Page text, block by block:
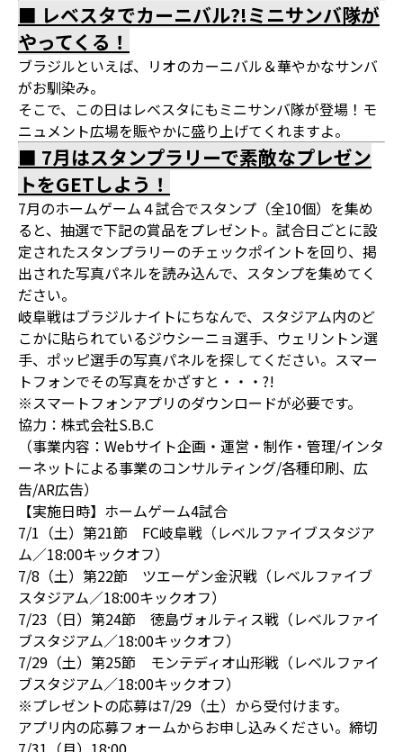
■ レベスタでカーニバル?!ミニサンバ隊が
やってくる！
ブラジルといえば、リオのカーニバル＆華やかなサンバ
がお馴染み。
そこで、この日はレベスタにもミニサンバ隊が登場！モ
ニュメント広場を賑やかに盛り上げてくれますよ。
■ 7月はスタンプラリーで素敵なプレゼン
トをGETしよう！
7月のホームゲーム４試合でスタンプ（全10個）を集め
ると、抽選で下記の賞品をプレゼント。試合日ごとに設
定されたスタンプラリーのチェックポイントを回り、掲
出された写真パネルを読み込んで、スタンプを集めてく
ださい。
岐阜戦はブラジルナイトにちなんで、スタジアム内のど
こかに貼られているジウシーニョ選手、ウェリントン選
手、ポッピ選手の写真パネルを探してください。スマー
トフォンでその写真をかざすと・・・?!
※スマートフォンアプリのダウンロードが必要です。
協力：株式会社S.B.C
（事業内容：Webサイト企画・運営・制作・管理/インタ
ーネットによる事業のコンサルティング/各種印刷、広
告/AR広告）
【実施日時】ホームゲーム4試合
7/1（土）第21節 FC岐阜戦（レベルファイブスタジア
ム／18:00キックオフ）
7/8（土）第22節 ツエーゲン金沢戦（レベルファイブ
スタジアム／18:00キックオフ）
7/23（日）第24節 徳島ヴォルティス戦（レベルファイ
ブスタジアム／18:00キックオフ）
7/29（土）第25節 モンテディオ山形戦（レベルファイ
ブスタジアム／18:00キックオフ）
※プレゼントの応募は7/29（土）から受付けます。
アプリ内の応募フォームからお申し込みください。締切